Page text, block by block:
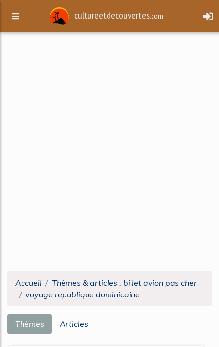
cultureetdecouvertes.com
Accueil
Thèmes & articles : billet avion pas cher
voyage republique dominicaine
Thèmes Articles